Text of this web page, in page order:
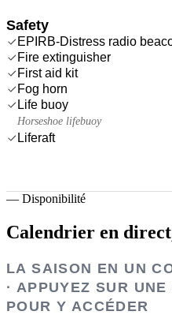
Safety
EPIRB-Distress radio
Fire extinguisher
First aid kit
Fog horn
Life buoy
Horseshoe lifebuoy
Liferaft
— Disponibilité
Calendrier en
LA SAISON EN UN
· APPUYEZ SUR
POUR Y ACCÉDER